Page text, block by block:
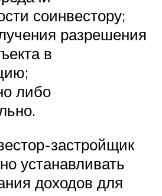
соинвестору;
разрешения
в
либо
застройщик
устанавливать
доходов для